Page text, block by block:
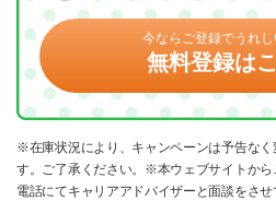
今ならご登録でうれし
無料登録は
※在庫状況により、キャンペーンは予告なく
す。ご了承ください。※本ウェブサイトか
電話にてキャリアアドバイザーと面談をさせ